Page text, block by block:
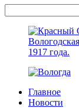
1917 года.
Главное
Новости